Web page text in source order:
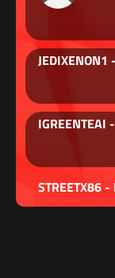
JEDIXENON1
IGREENTEAI
STREETX86 -